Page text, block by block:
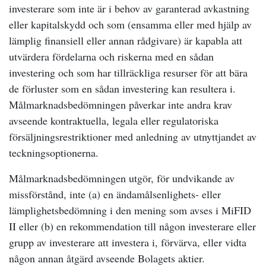
investerare som inte är i behov av garanterad avkastning
eller kapitalskydd och som (ensamma eller med hjälp av
lämplig finansiell eller annan rådgivare) är kapabla att
utvärdera fördelarna och riskerna med en sådan
investering och som har tillräckliga resurser för att bära
de förluster som en sådan investering kan resultera i.
Målmarknadsbedömningen påverkar inte andra krav
avseende kontraktuella, legala eller regulatoriska
försäljningsrestriktioner med anledning av utnyttjandet av
teckningsoptionerna.
Målmarknadsbedömningen utgör, för undvikande av
missförstånd, inte (a) en ändamålsenlighets- eller
lämplighetsbedömning i den mening som avses i MiFID
II eller (b) en rekommendation till någon investerare eller
grupp av investerare att investera i, förvärva, eller vidta
någon annan åtgärd avseende Bolagets aktier.